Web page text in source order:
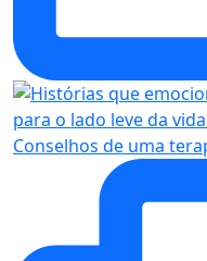
Conselhos de uma